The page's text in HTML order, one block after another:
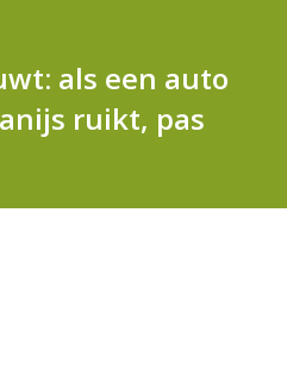
als een auto
ruikt, pas